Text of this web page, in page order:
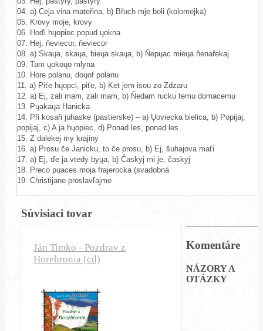
04. a) Ceja vina mateřina, b) Břuch mje boli (kolomejka)
05. Krovy moje, krovy
06. Hoďi hųopiec popud ųokna
07. Hej, ňeviecor, ňeviecor
08. a) Skaųa, skaųa, bieųa skaųa, b) Ňepųac mieųa ňenařekaj
09. Tam ųokoųo mlyna
10. Hore polanu, doųof polanu
11. a) Piťe hųopci, piťe, b) Ket jem isou zo Zdzaru
12. a) Ej, zali mam, zali mam, b) Ňedam rucku temu domacemu
13. Pųakaųa Hanicka
14. Při kosaři juhaske (pastierske) – a) Ųoviecka bielica, b) Popijaj,
popijaj, c) A ja hųopiec, d) Ponad les, ponad les
15. Z dalekej my krajiny
16. a) Prosu če Janicku, to če prosu, b) Ej, šuhajova maťi
17. a) Ej, ďe ja vtedy byųa, b) Časkyj mi je, časkyj
18. Preco pųaces moja frajerocka (svadobná
19. Christijane proslavľajme
Súvisiaci tovar
Ján Timko - Pozdrav z
Horehronia (cd)
Komentáre
NÁZORY A
OTÁZKY